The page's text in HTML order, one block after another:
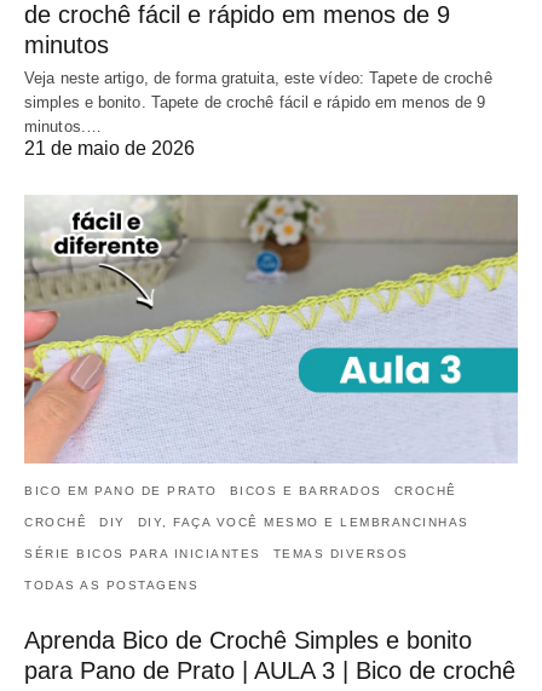
de crochê fácil e rápido em menos de 9
minutos
Veja neste artigo, de forma gratuita, este vídeo: Tapete de crochê
simples e bonito. Tapete de crochê fácil e rápido em menos de 9
minutos.…
21 de maio de 2026
BICO EM PANO DE PRATO BICOS E BARRADOS CROCHÊ
CROCHÊ DIY DIY, FAÇA VOCÊ MESMO E LEMBRANCINHAS
SÉRIE BICOS PARA INICIANTES TEMAS DIVERSOS
TODAS AS POSTAGENS
Aprenda Bico de Crochê Simples e bonito
para Pano de Prato | AULA 3 | Bico de crochê